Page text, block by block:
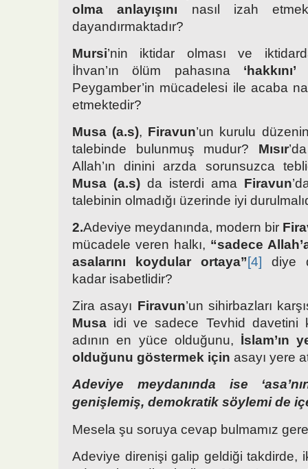
olma anlayışını nasıl izah
dayandırmaktadır?
Mursi’nin iktidar olması ve
İhvan’ın ölüm pahasına ‘hakkını’
Peygamber’in mücadelesi ile acaba
etmektedir?
Musa (a.s), Firavun’un kurulu
talebinde bulunmuş mudur? Mısır
Allah’ın dinini arzda sorunsuzca
Musa (a.s) da isterdi ama Firavun
talebinin olmadığı üzerinde iyi
2.Adeviye meydanında, modern bir
mücadele veren halkı, “sadece
asalarını koydular ortaya” [4] diye
kadar isabetlidir?
Zira asayı Firavun’un sihirbazları
Musa idi ve sadece Tevhid davetini
adının en yüce olduğunu, İslam’ın
olduğunu göstermek için asayı yere
Adeviye meydanında ise
genişlemiş, demokratik söylemi de
Mesela şu soruya cevap bulmamız
Adeviye direnişi galip geldiği takdirde,